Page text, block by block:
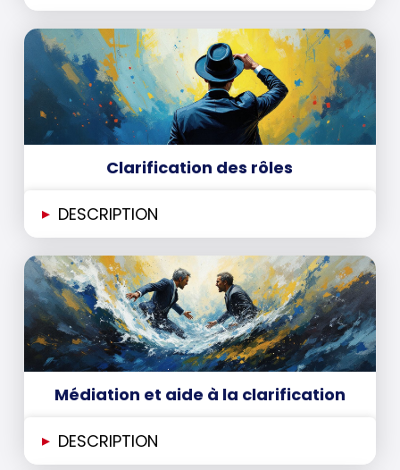
Clarification des rôles
▸ DESCRIPTION
Médiation et aide à la clarification
▸ DESCRIPTION